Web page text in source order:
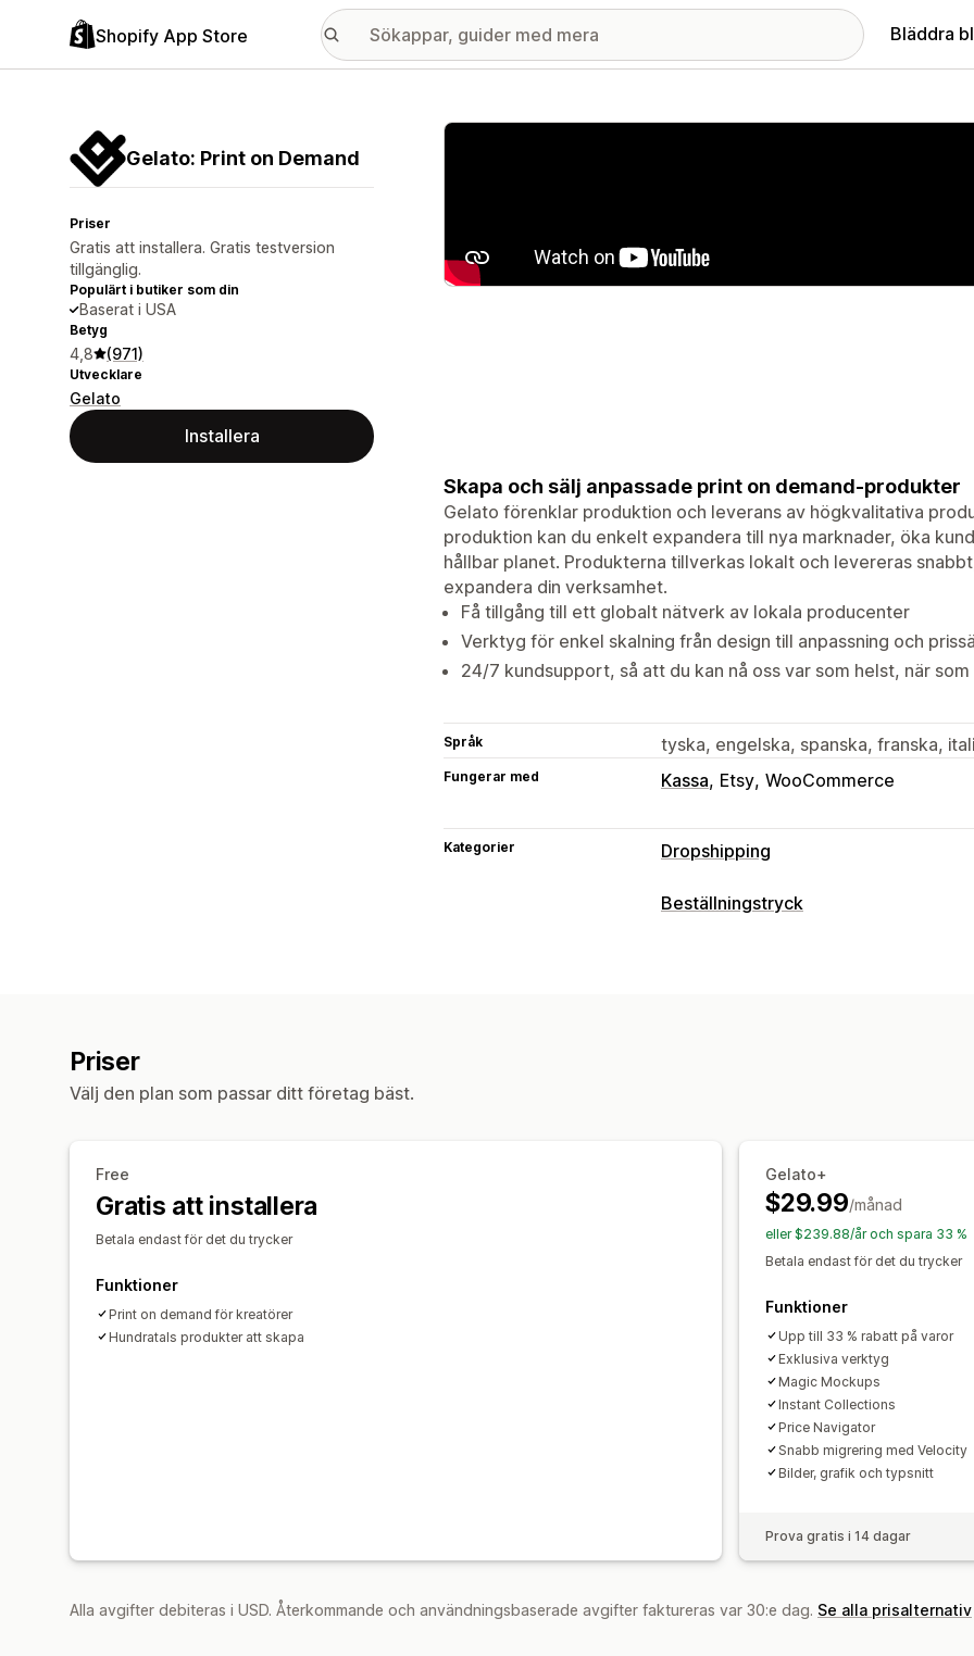
Shopify App Store Bläddra
Gelato: Print on Demand
Priser
Gratis att installera. Gratis testversion
tillgänglig.
Populärt i butiker som din
Baserat i USA
Betyg
4,8 (971)
Utvecklare
Gelato
Installera
Galleri med utvalda bilder
Skapa och sälj anpassade print on demand-produkter
Gelato förenklar produktion och leverans av högkvalitativa
produktion kan du enkelt expandera till nya marknader, öka
hållbar planet. Produkterna tillverkas lokalt och levereras
expandera din verksamhet.
Få tillgång till ett globalt nätverk av lokala producenter
Verktyg för enkel skalning från design till anpassning och
24/7 kundsupport, så att du kan nå oss var som helst, när
Språk tyska, engelska, spanska, franska,
Fungerar med Kassa Etsy WooCommerce
Kategorier Dropshipping
Vilka produkter du kan köpa in
Beställningstryck
Global leverans
Priser
Välj den plan som passar ditt företag bäst.
Free
Gratis att installera
Betala endast för det du trycker
Funktioner
Print on demand för kreatörer
Hundratals produkter att skapa
Gelato+
$29.99/månad
eller $239.88/år och spara 33 %
Betala endast för det du trycker
Funktioner
Upp till 33 % rabatt på varor
Exklusiva verktyg
Magic Mockups
Instant Collections
Price Navigator
Snabb migrering med Velocity
Bilder, grafik och typsnitt
Prova gratis i 14 dagar
Alla avgifter debiteras i USD. Återkommande och användningsbaserade avgifter faktureras var 30:e dag. Se alla prisalternativ